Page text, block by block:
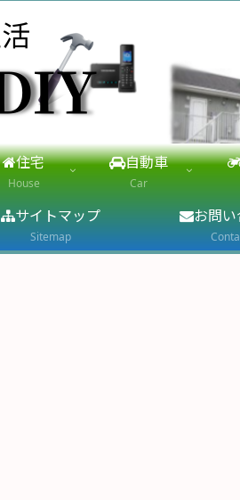
住宅
House
自動車
Car
サイトマップ
Sitemap
お問